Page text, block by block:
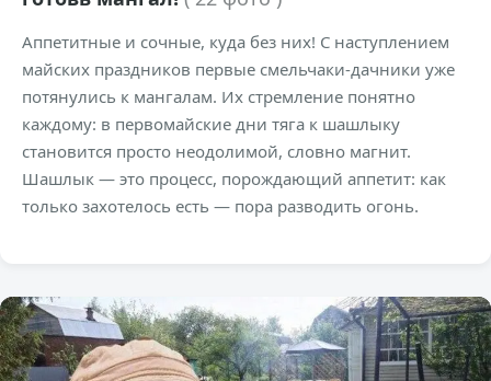
Аппетитные и сочные, куда без них! С наступлением
майских праздников первые смельчаки-дачники уже
потянулись к мангалам. Их стремление понятно
каждому: в первомайские дни тяга к шашлыку
становится просто неодолимой, словно магнит.
Шашлык — это процесс, порождающий аппетит: как
только захотелось есть — пора разводить огонь.